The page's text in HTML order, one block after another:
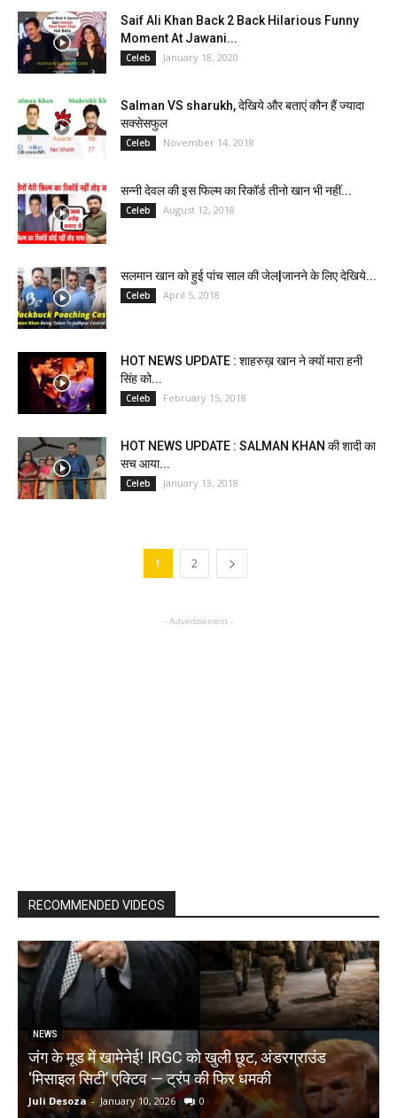
Saif Ali Khan Back 2 Back Hilarious Funny
Moment At Jawani...
Celeb January 18, 2020
Salman VS sharukh, देखिये और बताएं कौन हैं ज्यादा
सक्सेसफुल
Celeb November 14, 2018
सन्नी देवल की इस फिल्म का रिकॉर्ड तीनो खान भी नहीं...
Celeb August 12, 2018
सलमान खान को हुई पांच साल की जेल|जानने के लिए देखिये...
Celeb April 5, 2018
HOT NEWS UPDATE : शाहरुख़ खान ने क्यों मारा हनी
सिंह को...
Celeb February 15, 2018
HOT NEWS UPDATE : SALMAN KHAN की शादी का
सच आया...
Celeb January 13, 2018
1 2
- Advertisement -
RECOMMENDED VIDEOS
NEWS
जंग के मूड में खामेनेई! IRGC को खुली छूट, अंडरग्राउंड
‘मिसाइल सिटी’ एक्टिव — ट्रंप की फिर धमकी
Juli Desoza - January 10, 2026 0